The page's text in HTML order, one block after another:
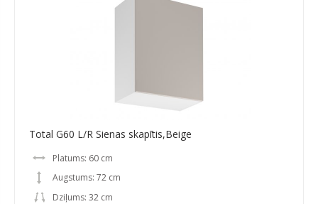
Total G60 L/R Sienas skapītis,Beige
Platums: 60 cm
Augstums: 72 cm
Dziļums: 32 cm